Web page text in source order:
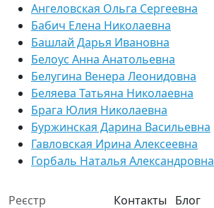
Ангеловская Ольга Сергеевна
Бабич Елена Николаевна
Башлай Дарья Ивановна
Белоус Анна Анатольевна
Белугина Венера Леонидовна
Беляева Татьяна Николаевна
Брага Юлия Николаевна
Буржинская Дарина Васильевна
Гавловская Ирина Алексеевна
Горбаль Наталья Александровна
Реєстр Контакты Блог